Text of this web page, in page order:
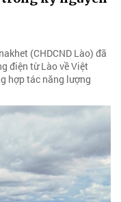
(CHDCND Lào) đã
điện từ Lào về Việt
hợp tác năng lượng